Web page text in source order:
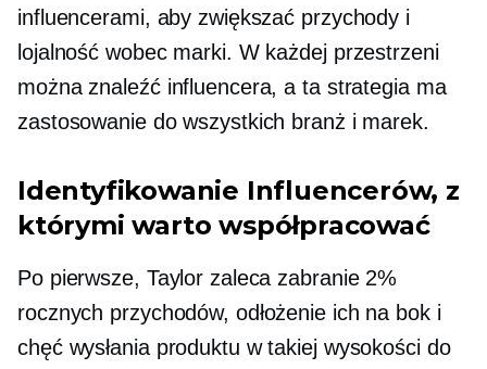
influencerami, aby zwiększać przychody i
lojalność wobec marki. W każdej przestrzeni
można znaleźć influencera, a ta strategia ma
zastosowanie do wszystkich branż i marek.
Identyfikowanie Influencerów, z
którymi warto współpracować
Po pierwsze, Taylor zaleca zabranie 2%
rocznych przychodów, odłożenie ich na bok i
chęć wysłania produktu w takiej wysokości do